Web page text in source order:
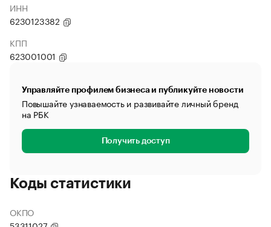
ИНН
6230123382
КПП
623001001
Управляйте профилем бизнеса и публикуйте новости
Повышайте узнаваемость и развивайте личный бренд
на РБК
Получить доступ
Коды статистики
ОКПО